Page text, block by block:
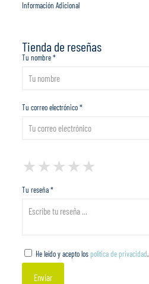
Información Adicional
Tienda de reseñas
Tu nombre *
Tu correo electrónico *
★ 1 Star
★ ★ 2 Stars
★ ★ ★ 3 Stars
★ ★ ★ ★ 4 Stars
★ ★ ★ ★ ★
Tu reseña *
He leído y acepto los política de privacidad.